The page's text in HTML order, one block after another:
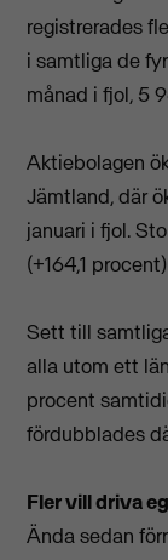
registrerades
i samtliga de
månad i fjol, 5
Aktiebolagen
Jämtland, där
januari i fjol.
(+164,1
Sett till
alla utom ett
procent
fördubblades
Fler vill driva
Ända sedan